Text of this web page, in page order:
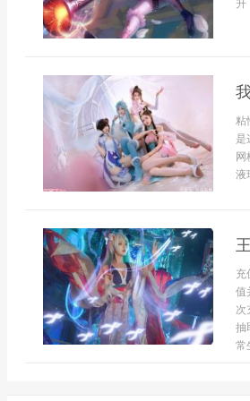
升
粘
是
液
充
值
次
抽
常